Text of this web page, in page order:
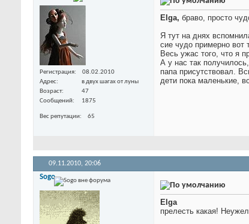
Регистрация
08.02.2010
Адрес
в двух шагах от луны
Возраст
47
Сообщений
1875
Вес репутации 65
Elga, браво, просто
Я тут на днях
сие чудо примерно вот
Весь ужас того, что я
А у нас так
папа присутствовал.
дети пока маленькие,
09.11.2010, 20:06
Sogo
Elga
прелесть какая!